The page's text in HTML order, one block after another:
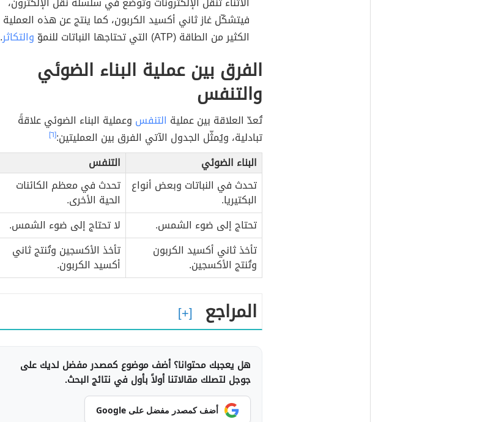
فيتشكّل غاز ثاني أكسيد الكربون، كما ينتج عن هذه العملية
الكثير من الطاقة (ATP) التي تحتاجها النباتات للنموّ
والتكاثر.
الفرق بين عملية البناء الضوئي
والتنفس
تُعدّ العلاقة بين عملية التنفس وعملية البناء الضوئي علاقةً
تبادلية، ويُمثّل الجدول الآتي الفرق بين العمليتين:[٦]
البناء الضوئي
التنفس
تحدث في النباتات وبعض أنواع
البكتيريا.
تحدث في معظم الكائنات
الحية الأخرى.
تحتاج إلى ضوء الشمس.
لا تحتاج إلى ضوء الشمس.
تأخذ ثاني أكسيد الكربون
وتُنتج الأكسجين.
تأخذ الأكسجين وتُنتج ثاني
أكسيد الكربون.
المراجع
هل يعجبك محتوانا؟ أضف موضوع كمصدر مفضل لديك على
جوجل لتصلك مقالاتنا أولاً بأول في نتائج البحث.
أضف كمصدر مفضل على Google